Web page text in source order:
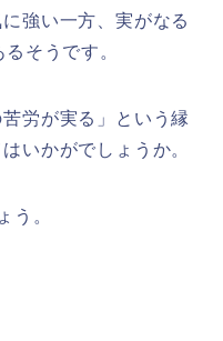
強い一方、実がなる
そうです。
労が実る」という縁
いかがでしょうか。
う。